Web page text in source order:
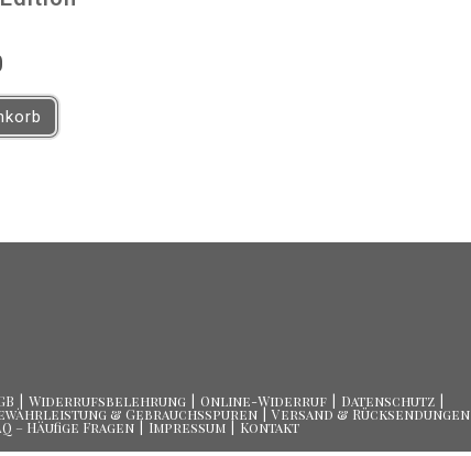
Widerrufsbelehrung Online-Widerruf Datenschutz
& Gebrauchsspuren Versand & Rücksendungen
– Häufige Fragen Impressum Kontakt